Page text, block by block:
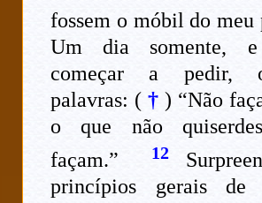
fossem o móbil do meu
Um dia somente,
começar a pedir,
palavras: (†) “Não
o que não
façam.”
12
princípios gerais de